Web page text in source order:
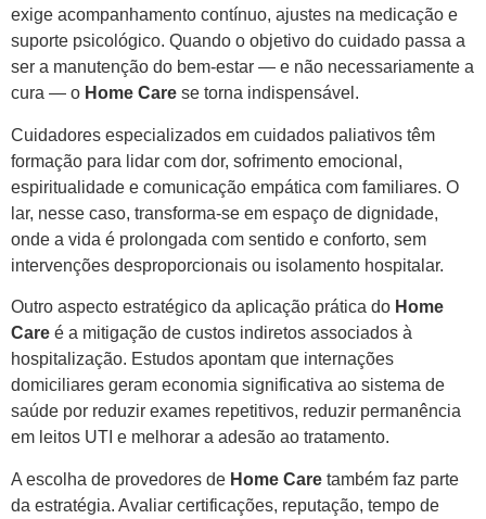
exige acompanhamento contínuo, ajustes na medicação e
suporte psicológico. Quando o objetivo do cuidado passa a
ser a manutenção do bem-estar — e não necessariamente a
cura — o Home Care se torna indispensável.
Cuidadores especializados em cuidados paliativos têm
formação para lidar com dor, sofrimento emocional,
espiritualidade e comunicação empática com familiares. O
lar, nesse caso, transforma-se em espaço de dignidade,
onde a vida é prolongada com sentido e conforto, sem
intervenções desproporcionais ou isolamento hospitalar.
Outro aspecto estratégico da aplicação prática do Home
Care é a mitigação de custos indiretos associados à
hospitalização. Estudos apontam que internações
domiciliares geram economia significativa ao sistema de
saúde por reduzir exames repetitivos, reduzir permanência
em leitos UTI e melhorar a adesão ao tratamento.
A escolha de provedores de Home Care também faz parte
da estratégia. Avaliar certificações, reputação, tempo de